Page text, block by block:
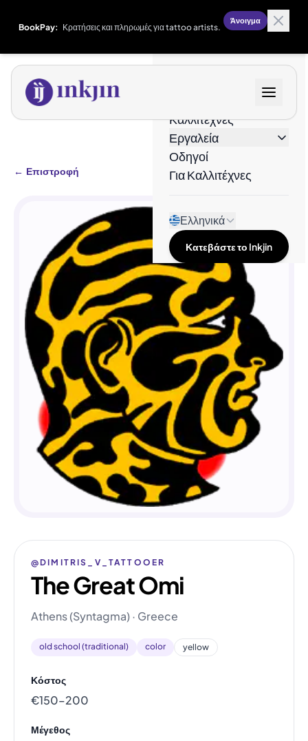
BookPay: Κρατήσεις και πληρωμές για tattoo artists.
Άνοιγμα
Καλλιτέχνες
Εργαλεία
Οδηγοί
Για Καλλιτέχνες
Ελληνικά
Κατεβάστε το Inkjin
← Επιστροφή
@DIMITRIS_V_TATTOOER
The Great Omi
Athens (Syntagma) · Greece
old school (traditional) color yellow
Κόστος
€150–200
Μέγεθος